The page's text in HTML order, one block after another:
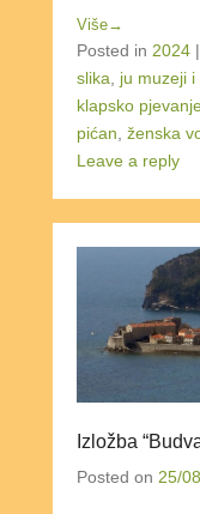
Više→
Posted in 2024 |
slika
ju muzeji
klapsko
pićan ženska
Leave a reply
Izložba
Posted on 25/